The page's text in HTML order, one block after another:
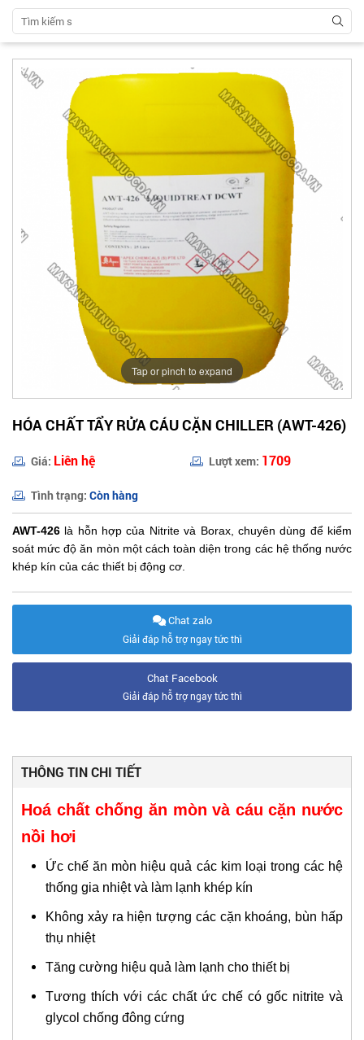
Tap or pinch to expand
HÓA CHẤT TẨY RỬA CÁU CẶN CHILLER (AWT-426)
Giá: Liên hệ Lượt xem: 1709
Tình trạng: Còn hàng
AWT-426 là hỗn hợp của Nitrite và Borax, chuyên dùng để kiểm
soát mức độ ăn mòn một cách toàn diện trong các hệ thống nước
khép kín của các thiết bị động cơ.
Chat zalo
Giải đáp hỗ trợ ngay tức thì
Chat Facebook
Giải đáp hỗ trợ ngay tức thì
THÔNG TIN CHI TIẾT
Hoá chất chống ăn mòn và cáu cặn nước
nồi hơi
Ức chế ăn mòn hiệu quả các kim loại trong các hệ
thống gia nhiệt và làm lạnh khép kín
Không xảy ra hiện tượng các cặn khoáng, bùn hấp
thụ nhiệt
Tăng cường hiệu quả làm lạnh cho thiết bị
Tương thích với các chất ức chế có gốc nitrite và
glycol chống đông cứng